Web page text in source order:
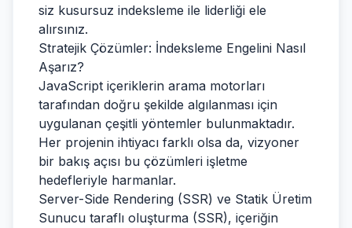
siz kusursuz indeksleme ile liderliği ele
alırsınız.
Stratejik Çözümler: İndeksleme Engelini Nasıl
Aşarız?
JavaScript içeriklerin arama motorları
tarafından doğru şekilde algılanması için
uygulanan çeşitli yöntemler bulunmaktadır.
Her projenin ihtiyacı farklı olsa da, vizyoner
bir bakış açısı bu çözümleri işletme
hedefleriyle harmanlar.
Server-Side Rendering (SSR) ve Statik Üretim
Sunucu taraflı oluşturma (SSR), içeriğin